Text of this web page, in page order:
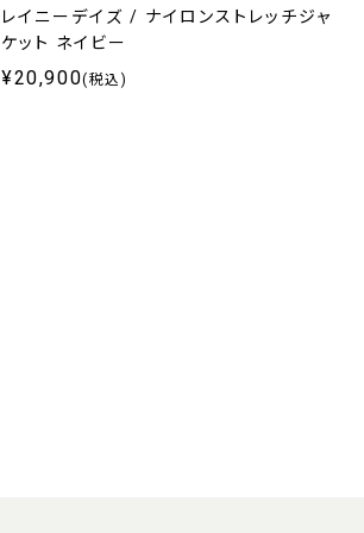
レイニーデイズ / ナイロンストレッチジャ
ケット ネイビー
¥20,900(税込)